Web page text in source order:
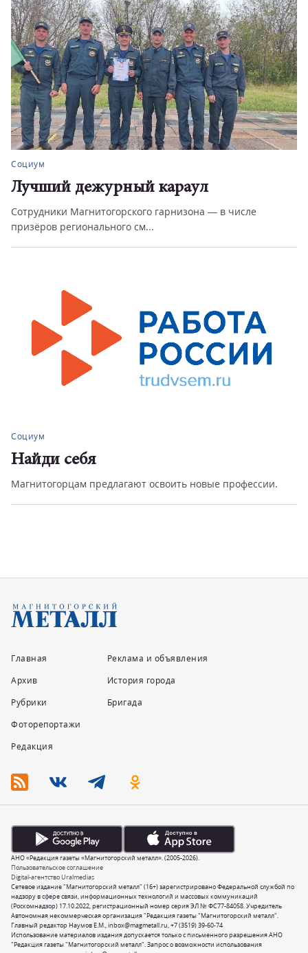
Социум
Лучший дежурный караул
Сотрудники Магнитогорского гарнизона — в числе
призёров регионального см...
Социум
Найди себя
Магнитогорцам предлагают освоить новые профессии.
Главная
Архив
Рубрики
Фоторепортажи
Редакция
Реклама и объявления
История города
Бригада
Сетевое издание "Магнитогорский металл" (16+) зарегистрировано Федеральной службой по
надзору в сфере связи, информационных технологий и массовых коммуникаций
(Роскомнадзор) 17.10.2022, регистрационный номер серия ЭЛ № ФС77-84058. Учредитель
Автономная некоммерческая организация "Редакция газеты "Магнитогорский металл".
Главный редактор Наумов Е.М.,inbox@magmetall.ru,+7 (3519) 39-60-74
Использование материалов издания допускается только с письменного разрешения АНО
"Редакция газеты "Магнитогорский металл". Запрос о возможности использования
Пользовательское соглашение
Digital-агентство Uralmedias
АНО «Редакция газеты «Магнитогорский металл». (2005-2026).